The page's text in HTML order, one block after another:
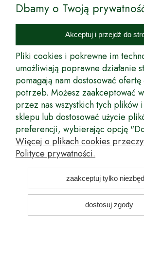
Internetowy Sklep Ogrodniczy Podkarpackie
podkarpackich szkółkarzy, której zamierzeniem
rynek wysokiej jakości drzewek owocowych,
innych produktów pozwalających na uprawianie
i dużych sadów oraz ogrodów.
Wspólnie stworzyliśmy dla Państwa
produkty, dary ziemi ze szkółek drzewek
których tradycje sięgają roku 1953. Drzewka
z najwyższą starannością przez trzecie
Długoletnie Doświadczenie sprawiło, że
duża odporność na zmienne warunki
oraz niezwykły urodzaj. W ofercie naszego
ogrodniczego: drzewka owocowe, krzewy
ozdobne, odmiany jabłoni, sadzonki drzew
amerykańska, róże wielkokwiatowe, odmiany
Nasze motto brzmi: Z myślą o Twoim
kupując drzewka w naszym sklepie!
Dbamy o Twoją
Akceptuj i przejdź do
Pliki cookies i pokrewne im
umożliwiają poprawne działanie
pomagają nam dostosować
potrzeb. Możesz zaakceptować
przez nas wszystkich tych plików
sklepu lub dostosować użycie
preferencji, wybierając opcję
Więcej o plikach cookies
Polityce prywatności.
zaakceptuj tylko
dostosuj zgody